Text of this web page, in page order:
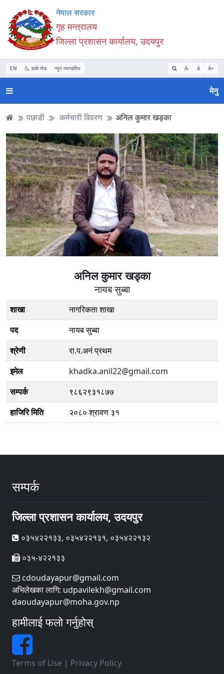
Accessibility
Mode
सुरु
गर्नुहोस्
सामाग्री
पढ्नुहाेस्
नेभिगेसन
पढ्नुहाेस्
वेबसाइट
खोजमा
जानुहोस्
नेपाल सरकार
गृह मन्त्रालय
जिल्ला प्रशासन कार्यालय, उदयपुर
EN डार्क मोड न्यून व्यान्डविथ A- A A+
मेनु
पछाडी कर्मचारी विवरण अनिल कुमार खड्का
अनिल कुमार खड्का
नायब सुब्बा
शाखा
नागरिकता शाखा
पद
नायब सुब्बा
श्रेणी
रा.प.अनं प्रथम
इमेल
khadka.anil22@gmail.com
सम्पर्क
९८६२९३१८७७
हाजिरि मिति
२०८० श्रावण ३१
सम्पर्क
जिल्ला प्रशासन कार्यालय, उदयपुर
०३५४२२१३३, ०३५४२२१३१, ०३५४२२१३२
०३५-४२२१३३
cdoudayapur@gmail.com
अभिलेखका लागि: udpavilekh@gmail.com
daoudayapur@moha.gov.np
हामीलाई फलो गर्नुहोस्
Terms of Use | Privacy Policy